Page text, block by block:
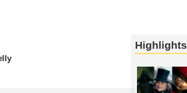
Highlights